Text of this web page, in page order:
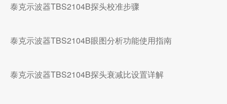
泰克示波器TBS2104B探头校准步骤
泰克示波器TBS2104B眼图分析功能使用指南
泰克示波器TBS2104B探头衰减比设置详解